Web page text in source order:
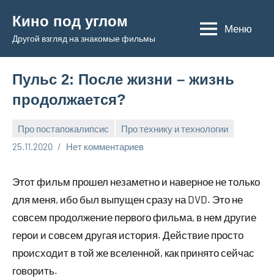
содержимому
Кино под углом
Другой взгляд на знакомые фильмы
Меню
Пульс 2: После жизни – жизнь
продолжается?
Про постапокалипсис
Про технику и технологии
25.11.2020
Admin Нет комментариев
Этот фильм прошел незаметно и наверное не только
для меня, ибо был выпущен сразу на DVD. Это не
совсем продолжение первого фильма, в нем другие
герои и совсем другая история. Действие просто
происходит в той же вселенной, как принято сейчас
говорить.